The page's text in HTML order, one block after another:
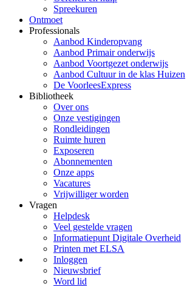
Spreekuren
Ontmoet
Professionals
Aanbod Kinderopvang
Aanbod Primair onderwijs
Aanbod Voortgezet onderwijs
Aanbod Cultuur in de klas Huizen
De VoorleesExpress
Bibliotheek
Over ons
Onze vestigingen
Rondleidingen
Ruimte huren
Exposeren
Abonnementen
Onze apps
Vacatures
Vrijwilliger worden
Vragen
Helpdesk
Veel gestelde vragen
Informatiepunt Digitale Overheid
Printen met ELSA
Inloggen
Nieuwsbrief
Word lid